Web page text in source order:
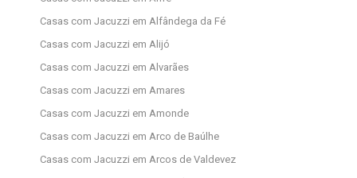
Casas com Jacuzzi em Alfândega da Fé
Casas com Jacuzzi em Alijó
Casas com Jacuzzi em Alvarães
Casas com Jacuzzi em Amares
Casas com Jacuzzi em Amonde
Casas com Jacuzzi em Arco de Baúlhe
Casas com Jacuzzi em Arcos de Valdevez